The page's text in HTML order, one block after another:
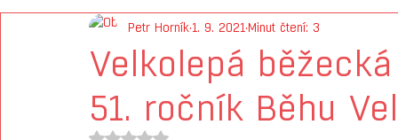
Velkolepá
51. ročník Běhu
Petr Horník 1. 9. 2021 Minut čtení: 3
Hodnoceno NaN z 5 hvězdiček.